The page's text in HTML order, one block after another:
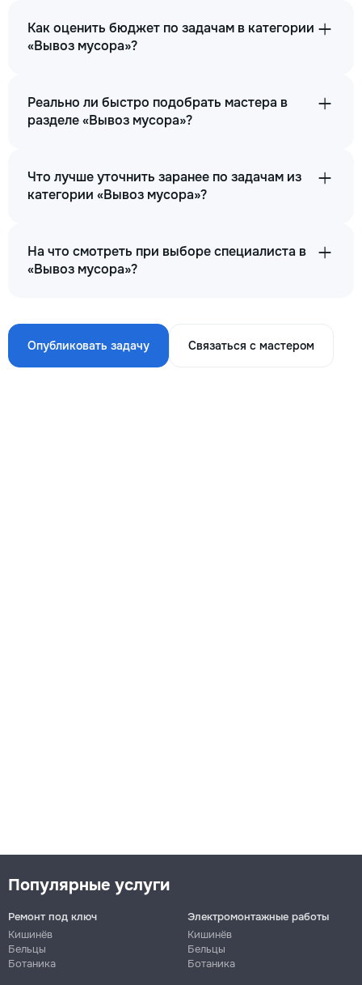
Как оценить бюджет по задачам в категории
«Вывоз мусора»?
Реально ли быстро подобрать мастера в
разделе «Вывоз мусора»?
Что лучше уточнить заранее по задачам из
категории «Вывоз мусора»?
На что смотреть при выборе специалиста в
«Вывоз мусора»?
Опубликовать задачу Связаться с мастером
Популярные услуги
Ремонт под ключ
Кишинёв
Бельцы
Ботаника
Электромонтажные работы
Кишинёв
Бельцы
Ботаника